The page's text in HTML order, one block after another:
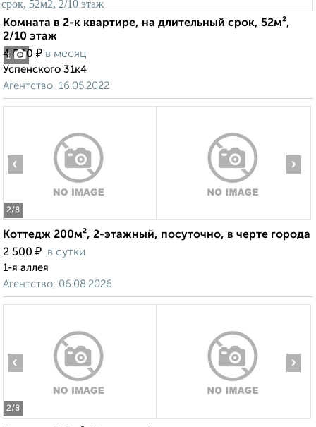
1
Комната в 2-к квартире, на длительный срок, 52м²,
2/10 этаж
4 500 ₽ в месяц
Успенского 31к4
Агентство, 16.05.2022
2/8
‹ ›
Коттедж 200м², 2-этажный, посуточно, в черте города
2 500 ₽ в сутки
1-я аллея
Агентство, 06.08.2026
2/8
‹ ›